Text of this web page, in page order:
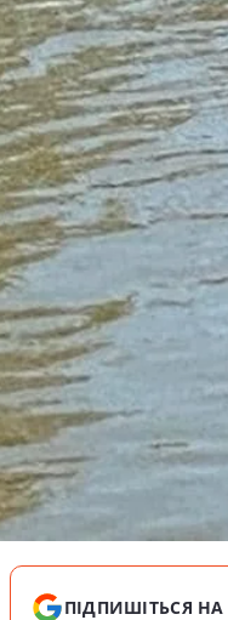
ПІДПИШІТЬСЯ НА